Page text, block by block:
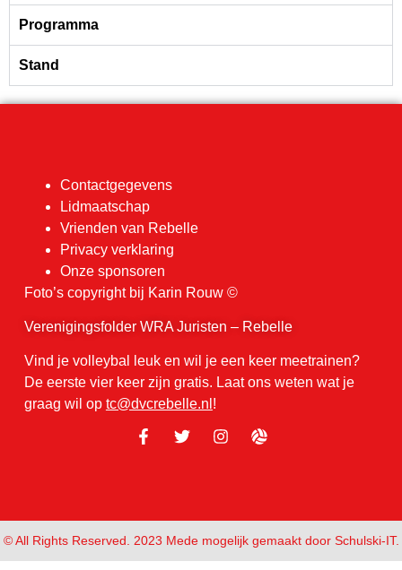
Programma
Stand
Vind je volleybal leuk en wil je een keer meetrainen?
De eerste vier keer zijn gratis. Laat ons weten wat je
graag wil op tc@dvcrebelle.nl !
Contactgegevens
Lidmaatschap
Vrienden van Rebelle
Privacy verklaring
Onze sponsoren
Foto’s copyright bij Karin Rouw ©
Verenigingsfolder WRA Juristen – Rebelle
© All Rights Reserved. 2023 Mede mogelijk gemaakt door Schulski-IT.